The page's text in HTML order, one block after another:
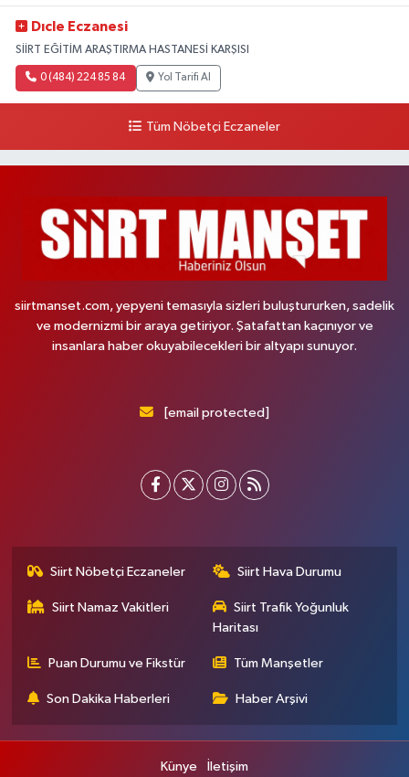
Dıcle Eczanesi
SİİRT EĞİTİM ARAŞTIRMA HASTANESİ KARŞISI
0 (484) 224 85 84 Yol Tarifi Al
Tüm Nöbetçi Eczaneler
siirtmanset.com, yepyeni temasıyla sizleri buluştururken, sadelik
ve modernizmi bir araya getiriyor. Şatafattan kaçınıyor ve
insanlara haber okuyabilecekleri bir altyapı sunuyor.
[email protected]
Siirt Nöbetçi Eczaneler Siirt Hava Durumu
Siirt Namaz Vakitleri
Siirt Trafik Yoğunluk
Haritası
Puan Durumu ve Fikstür Tüm Manşetler
Son Dakika Haberleri Haber Arşivi
Künye İletişim